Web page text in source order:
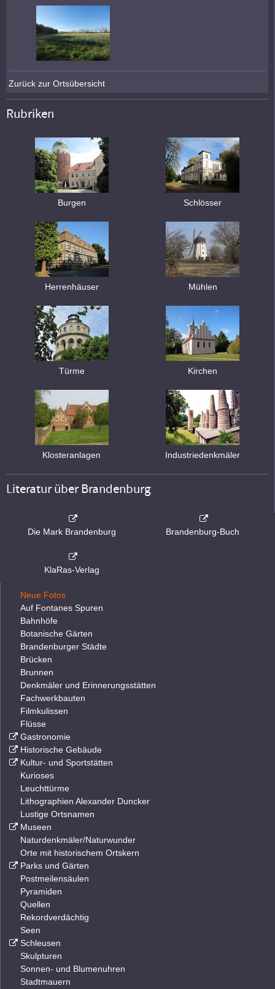
Zurück zur Ortsübersicht
Rubriken
Burgen Schlösser
Herrenhäuser Mühlen
Türme Kirchen
Klosteranlagen Industriedenkmäler
Literatur über Brandenburg
Die Mark Brandenburg Brandenburg-Buch
KlaRas-Verlag
Neue Fotos
Auf Fontanes Spuren
Bahnhöfe
Botanische Gärten
Brandenburger Städte
Brücken
Brunnen
Denkmäler und Erinnerungsstätten
Fachwerkbauten
Filmkulissen
Flüsse
Gastronomie
Historische Gebäude
Kultur- und Sportstätten
Kurioses
Leuchttürme
Lithographien Alexander Duncker
Lustige Ortsnamen
Museen
Naturdenkmäler/Naturwunder
Orte mit historischem Ortskern
Parks und Gärten
Postmeilensäulen
Pyramiden
Quellen
Rekordverdächtig
Seen
Schleusen
Skulpturen
Sonnen- und Blumenuhren
Stadtmauern